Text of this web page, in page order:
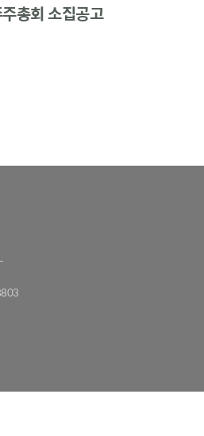
총회 소집공고